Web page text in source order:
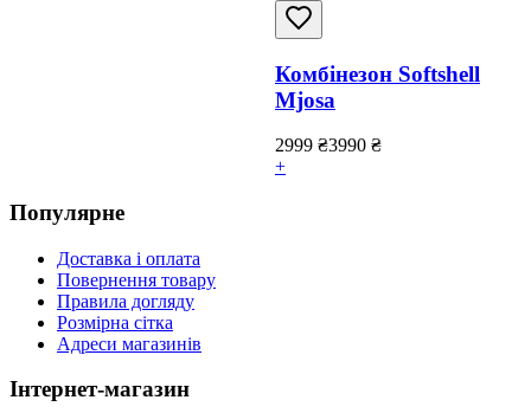
Комбінезон Softshell
Mjosa
2999 ₴3990 ₴
+
Популярне
Доставка і оплата
Повернення товару
Правила догляду
Розмірна сітка
Адреси магазинів
Інтернет-магазин